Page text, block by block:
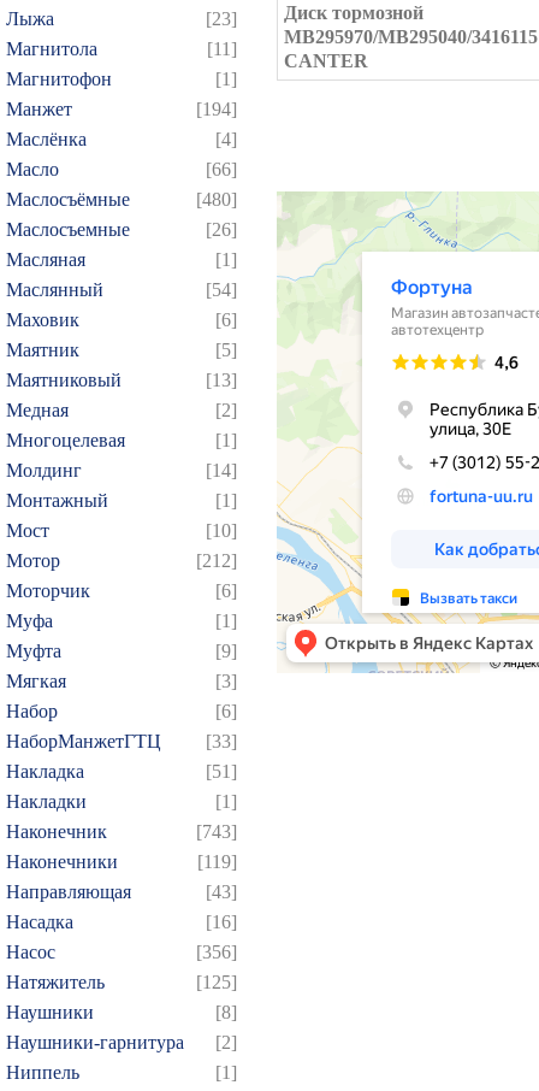
Лыжа
[23]
Магнитола
[11]
Магнитофон
[1]
Манжет
[194]
Маслёнка
[4]
Масло
[66]
Маслосъёмные
[480]
Маслосъемные
[26]
Масляная
[1]
Маслянный
[54]
Маховик
[6]
Маятник
[5]
Маятниковый
[13]
Медная
[2]
Многоцелевая
[1]
Молдинг
[14]
Монтажный
[1]
Мост
[10]
Мотор
[212]
Моторчик
[6]
Муфа
[1]
Муфта
[9]
Мягкая
[3]
Набор
[6]
НаборМанжетГТЦ
[33]
Накладка
[51]
Накладки
[1]
Наконечник
[743]
Наконечники
[119]
Направляющая
[43]
Насадка
[16]
Насос
[356]
Натяжитель
[125]
Наушники
[8]
Наушники-гарнитура
[2]
Ниппель
[1]
Диск тормозной
MB295970/MB295040/3416115
CANTER